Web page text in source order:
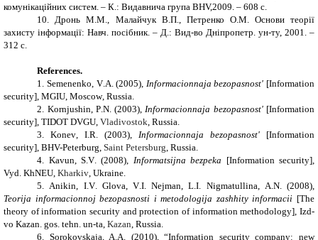
комунікаційних систем. – К.: Видавнича група BHV,2009. – 608 с.
10. Дронь М.М., Малайчук В.П., Петренко О.М. Основи теорії
захисту інформації: Навч. посібник. – Д.: Вид-во Дніпропетр. ун-ту, 2001. –
312 с.
References.
1. Semenenko V. A . (2005), Informacionnaja bezopasnost' [Information
security], MGIU , Мoscow, Russia
2. Kornjushin P. N. (2003), Informacionnaja bezopasnost'[Information
security], TIDOT DVGU Vladivostok Russia
3.Konev I.R. (2003), Informacionnaja bezopasnost' [Information
security], BHV-Peterburg, Saint Petersburg Russia
4. Kavun ,S .V . (2008), Informatsijna bezpeka [Information security],
Vyd KhNEU Kharkiv Ukraine
5. Anikin I. V. Glova ,V .I .Nejman ,L .I Nigmatullina A N. (2008),
Teorija informacionnoj bezopasnosti i metodologija zashhity informacii [The
theory of information security and protection of information methodology],Izd-
vo Kazan gos tehn un-ta Kazan Russia
6. Sorokovskaja A.A.
(2010), “Information security сompany: new